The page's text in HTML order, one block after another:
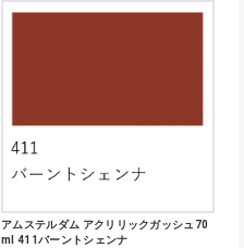
アムステルダム アクリリックガッシュ70
ml 411バーントシェンナ